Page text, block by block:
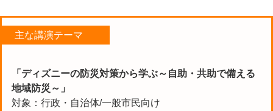
主な講演テーマ
「ディズニーの防災対策から学ぶ～自助・共助で備える
地域防災～」
対象：行政・自治体/一般市民向け